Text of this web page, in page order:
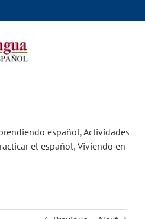
español,Actividades
el español, Viviendo en